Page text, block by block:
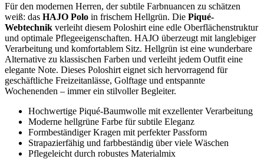
Für den modernen Herren, der subtile Farbnuancen zu schätzen
weiß: das HAJO Polo in frischem Hellgrün. Die Piqué-
Webtechnik verleiht diesem Poloshirt eine edle Oberflächenstruktur
und optimale Pflegeeigenschaften. HAJO überzeugt mit langlebiger
Verarbeitung und komfortablem Sitz. Hellgrün ist eine wunderbare
Alternative zu klassischen Farben und verleiht jedem Outfit eine
elegante Note. Dieses Poloshirt eignet sich hervorragend für
geschäftliche Freizeitanlässe, Golftage und entspannte
Wochenenden – immer ein stilvoller Begleiter.
Hochwertige Piqué-Baumwolle mit exzellenter Verarbeitung
Moderne hellgrüne Farbe für subtile Eleganz
Formbeständiger Kragen mit perfekter Passform
Strapazierfähig und farbbeständig über viele Wäschen
Pflegeleicht durch robustes Materialmix